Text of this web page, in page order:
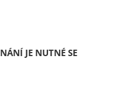
JE NUTNÉ SE